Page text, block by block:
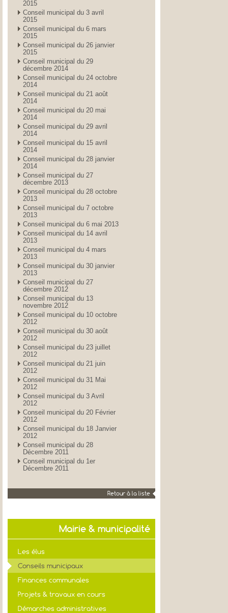
2015
Conseil municipal du 3 avril
2015
Conseil municipal du 6 mars
2015
Conseil municipal du 26 janvier
2015
Conseil municipal du 29
décembre 2014
Conseil municipal du 24 octobre
2014
Conseil municipal du 21 août
2014
Conseil municipal du 20 mai
2014
Conseil municipal du 29 avril
2014
Conseil municipal du 15 avril
2014
Conseil municipal du 28 janvier
2014
Conseil municipal du 27
décembre 2013
Conseil municipal du 28 octobre
2013
Conseil municipal du 7 octobre
2013
Conseil municipal du 6 mai 2013
Conseil municipal du 14 avril
2013
Conseil municipal du 4 mars
2013
Conseil municipal du 30 janvier
2013
Conseil municipal du 27
décembre 2012
Conseil municipal du 13
novembre 2012
Conseil municipal du 10 octobre
2012
Conseil municipal du 30 août
2012
Conseil municipal du 23 juillet
2012
Conseil municipal du 21 juin
2012
Conseil municipal du 31 Mai
2012
Conseil municipal du 3 Avril
2012
Conseil municipal du 20 Février
2012
Conseil municipal du 18 Janvier
2012
Conseil municipal du 28
Décembre 2011
Conseil municipal du 1er
Décembre 2011
Retour à la liste
Mairie & municipalité
Les élus
Conseils municipaux
Finances communales
Projets & travaux en cours
Démarches administratives